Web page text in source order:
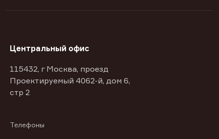
Центральный офис
115432, г Москва, проезд
Проектируемый 4062-й, дом 6,
стр 2
Телефоны